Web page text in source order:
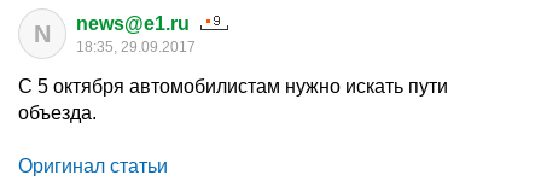
N news@e1.ru
18:35, 29.09.2017
С 5 октября автомобилистам нужно искать пути
объезда.
Оригинал статьи